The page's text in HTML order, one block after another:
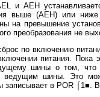
AEH
выше (AEH) или
на превышение
преобразования не
по включению
питания. Пока
шины о том, что
ведущим шины. Это
в POR ⌠1■. В